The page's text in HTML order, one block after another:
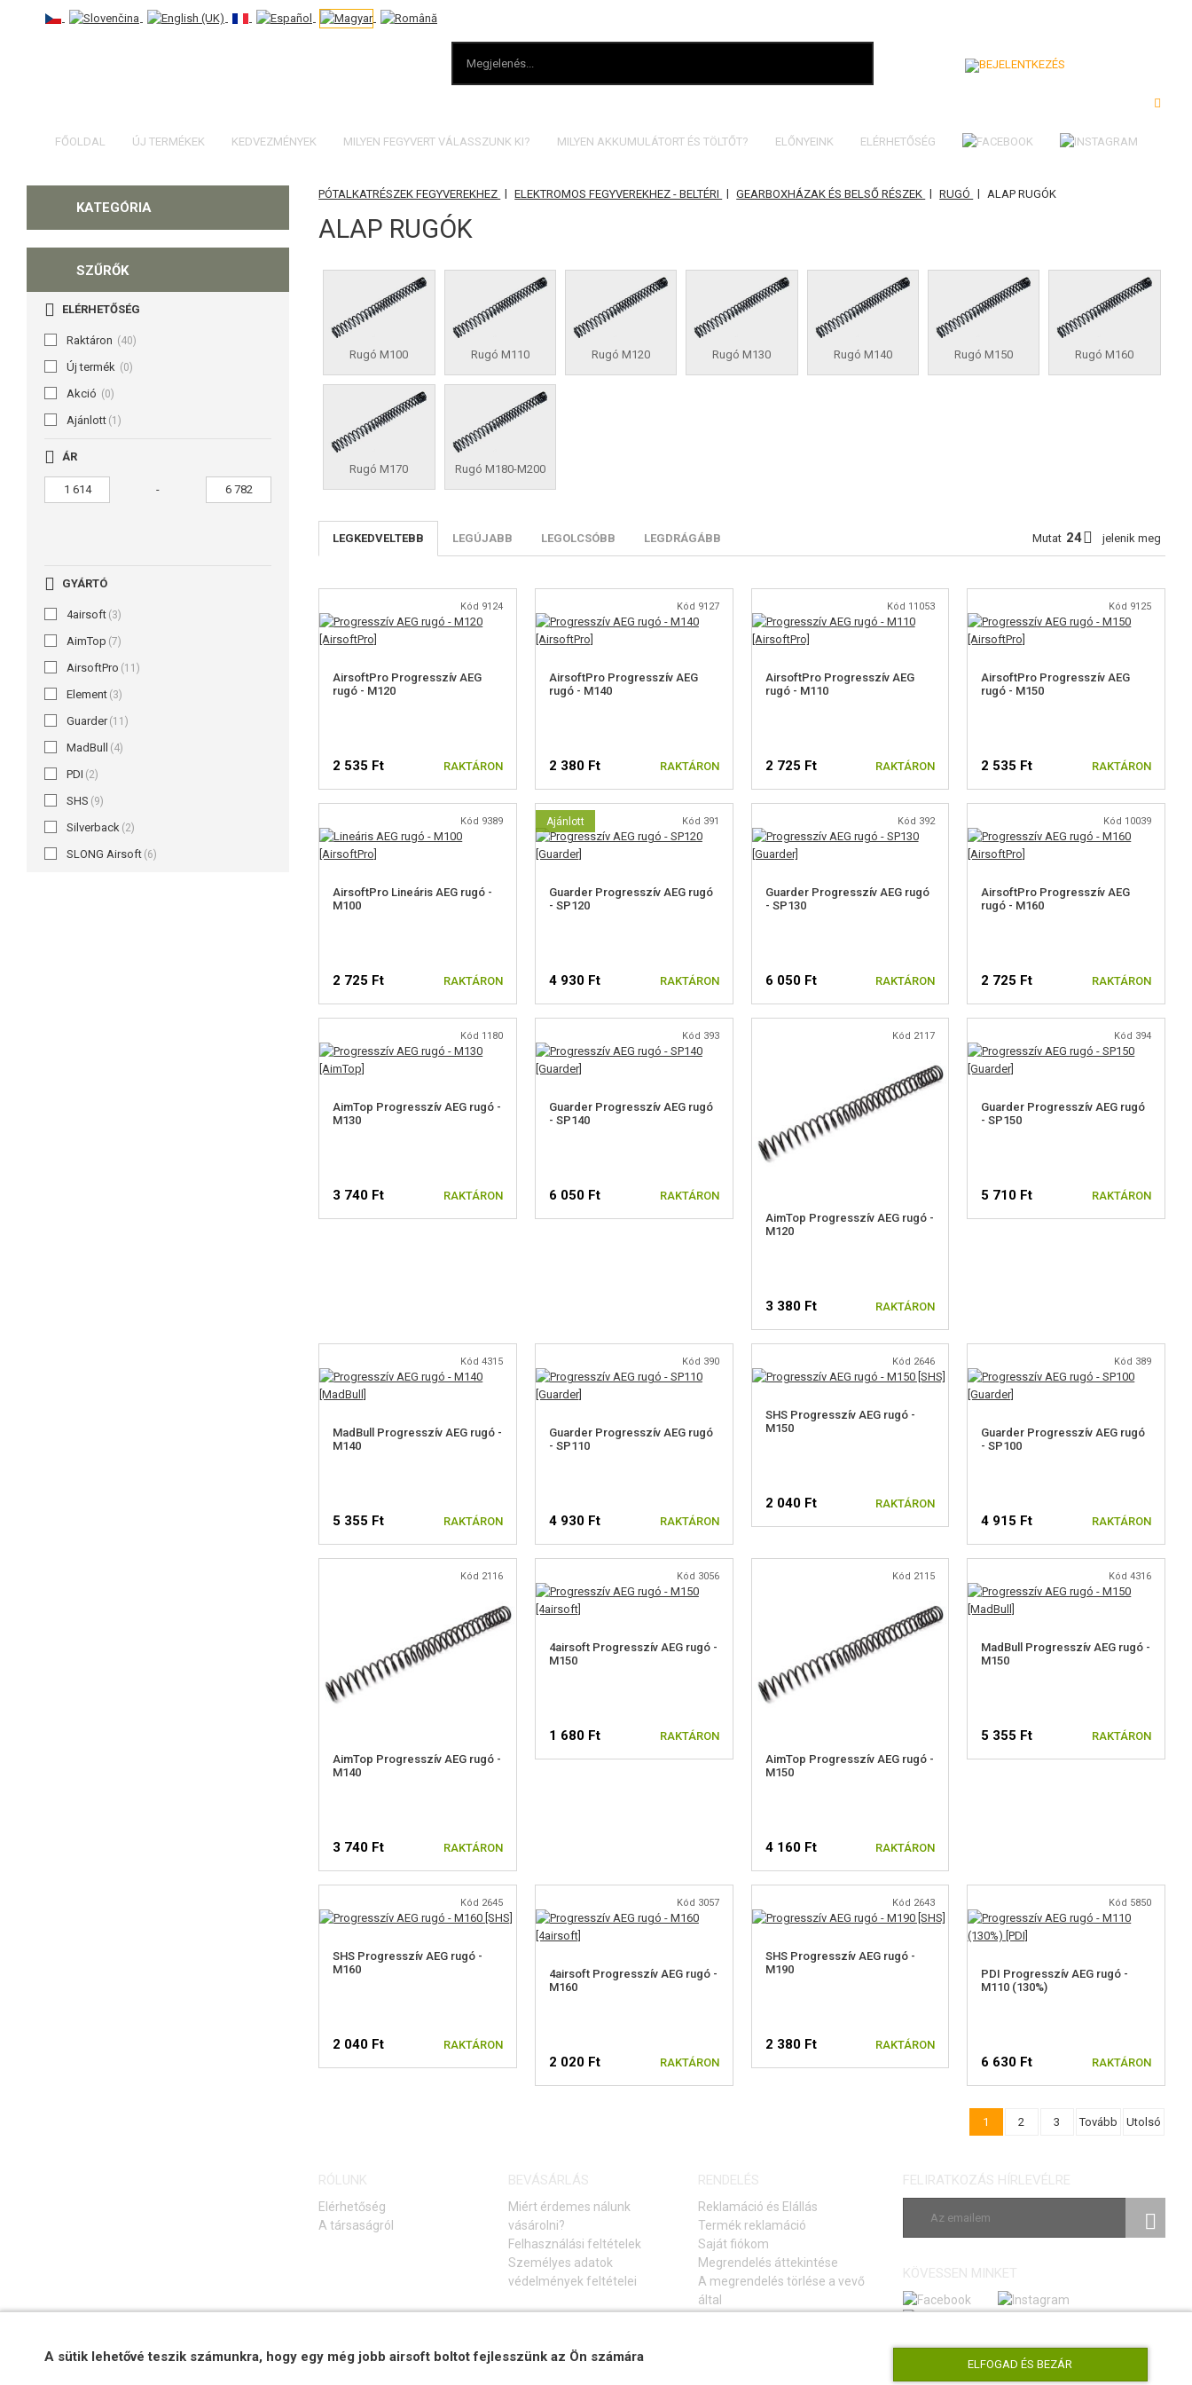
FŐOLDAL ÚJ TERMÉKEK KEDVEZMÉNYEK MILYEN FEGYVERT VÁLASSZUNK KI? MILYEN AKKUMULÁTORT ÉS TÖLTŐT? ELŐNYEINK ELÉRHETŐSÉG
KATEGÓRIA
SZŰRŐK
ELÉRHETŐSÉG
Raktáron (40)
Új termék (0)
Akció (0)
Ajánlott (1)
ÁR
-
GYÁRTÓ
4airsoft (3)
AimTop (7)
AirsoftPro (11)
Element (3)
Guarder (11)
MadBull (4)
PDI (2)
SHS (9)
Silverback (2)
SLONG Airsoft (6)
PÓTALKATRÉSZEK FEGYVEREKHEZ | ELEKTROMOS FEGYVEREKHEZ - BELTÉRI | GEARBOXHÁZAK ÉS BELSŐ RÉSZEK | RUGÓ | ALAP RUGÓK
ALAP RUGÓK
Rugó M100 Rugó M110 Rugó M120 Rugó M130 Rugó M140 Rugó M150 Rugó M160
Rugó M170 Rugó M180-M200
Mutat jelenik meg
LEGKEDVELTEBB LEGÚJABB LEGOLCSÓBB LEGDRÁGÁBB
Kód 9124
AirsoftPro Progresszív AEG
rugó - M120
2 535 Ft RAKTÁRON
Kód 9127
AirsoftPro Progresszív AEG
rugó - M140
2 380 Ft RAKTÁRON
Kód 11053
AirsoftPro Progresszív AEG
rugó - M110
2 725 Ft RAKTÁRON
Kód 9125
AirsoftPro Progresszív AEG
rugó - M150
2 535 Ft RAKTÁRON
Kód 9389
AirsoftPro Lineáris AEG rugó -
M100
2 725 Ft RAKTÁRON
Ajánlott Kód 391
Guarder Progresszív AEG rugó
- SP120
4 930 Ft RAKTÁRON
Kód 392
Guarder Progresszív AEG rugó
- SP130
6 050 Ft RAKTÁRON
Kód 10039
AirsoftPro Progresszív AEG
rugó - M160
2 725 Ft RAKTÁRON
Kód 1180
AimTop Progresszív AEG rugó -
M130
3 740 Ft RAKTÁRON
Kód 393
Guarder Progresszív AEG rugó
- SP140
6 050 Ft RAKTÁRON
Kód 2117
AimTop Progresszív AEG rugó -
M120
3 380 Ft RAKTÁRON
Kód 394
Guarder Progresszív AEG rugó
- SP150
5 710 Ft RAKTÁRON
Kód 4315
MadBull Progresszív AEG rugó -
M140
5 355 Ft RAKTÁRON
Kód 390
Guarder Progresszív AEG rugó
- SP110
4 930 Ft RAKTÁRON
Kód 2646
SHS Progresszív AEG rugó -
M150
2 040 Ft RAKTÁRON
Kód 389
Guarder Progresszív AEG rugó
- SP100
4 915 Ft RAKTÁRON
Kód 2116
AimTop Progresszív AEG rugó -
M140
3 740 Ft RAKTÁRON
Kód 3056
4airsoft Progresszív AEG rugó -
M150
1 680 Ft RAKTÁRON
Kód 2115
AimTop Progresszív AEG rugó -
M150
4 160 Ft RAKTÁRON
Kód 4316
MadBull Progresszív AEG rugó -
M150
5 355 Ft RAKTÁRON
Kód 2645
SHS Progresszív AEG rugó -
M160
2 040 Ft RAKTÁRON
Kód 3057
4airsoft Progresszív AEG rugó -
M160
2 020 Ft RAKTÁRON
Kód 2643
SHS Progresszív AEG rugó -
M190
2 380 Ft RAKTÁRON
Kód 5850
PDI Progresszív AEG rugó -
M110 (130%)
6 630 Ft RAKTÁRON
1 2 3 Tovább Utolsó
RÓLUNK
Elérhetőség
A társaságról
BEVÁSÁRLÁS
Miért érdemes nálunk
vásárolni?
Felhasználási feltételek
Személyes adatok
védelmények feltételei
RENDELÉS
Reklamáció és Elállás
Termék reklamáció
Saját fiókom
Megrendelés áttekintése
A megrendelés törlése a vevő
által
FELIRATKOZÁS HÍRLEVÉLRE
KÖVESSEN MINKET
A sütik lehetővé teszik számunkra, hogy egy még jobb airsoft boltot fejlesszünk az Ön számára ELFOGAD ÉS BEZÁR